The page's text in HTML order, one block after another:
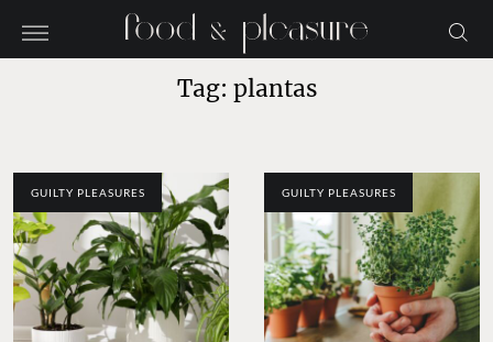
Tag: plantas
GUILTY PLEASURES GUILTY PLEASURES